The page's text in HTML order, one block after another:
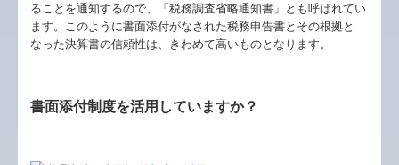
ることを通知するので、「税務調査省略通知書」とも呼ばれてい
ます。このように書面添付がなされた税務申告書とその根拠と
なった決算書の信頼性は、きわめて高いものとなります。
書面添付制度を活用していますか？